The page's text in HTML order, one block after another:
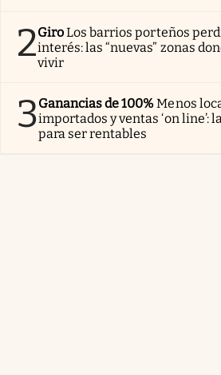
2GiroLos barrios porteños
interés: las “nuevas” zonas
vivir
3Ganancias de 100%Menos
importados y ventas ‘on line’:
para ser rentables